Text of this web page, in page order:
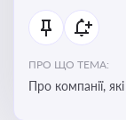
ПРО ЩО ТЕМА:
Про компанії,